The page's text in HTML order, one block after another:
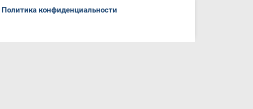
Политика конфиденциальности